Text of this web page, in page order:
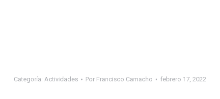
Categoría: Actividades Por Francisco Camacho febrero 17, 2022